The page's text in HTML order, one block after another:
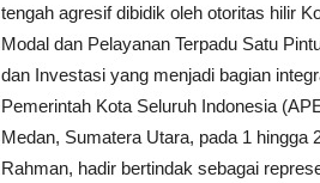
tengah agresif dibidik oleh otoritas hilir
Modal dan Pelayanan Terpadu Satu
dan Investasi yang menjadi bagian
Pemerintah Kota Seluruh Indonesia
Medan, Sumatera Utara, pada 1 hingga
Rahman, hadir bertindak sebagai